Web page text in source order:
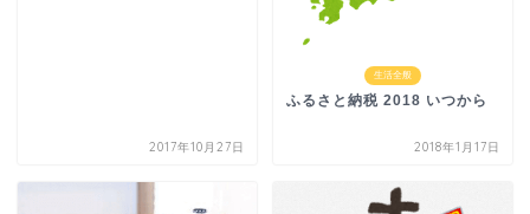
2017年10月27日
生活全般
ふるさと納税 2018 いつから
2018年1月17日